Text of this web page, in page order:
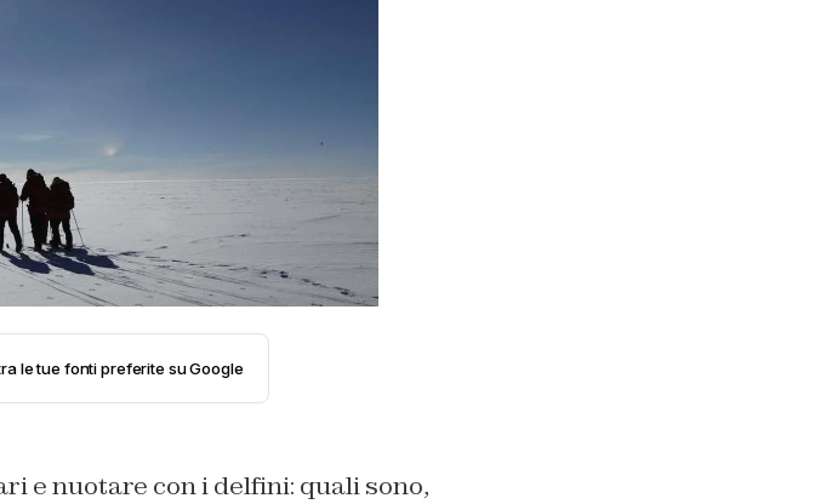
le tue fonti preferite su Google
e nuotare con i delfini: quali sono,